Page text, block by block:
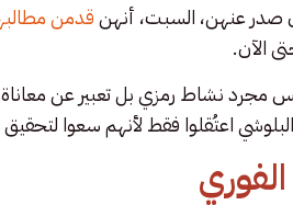
صدر عنهن، السبت، أنهنقدمن
الآن.
مجرد نشاط رمزي بل تعبير عن
اعتُقلوا فقط لأنهم سعوا لتحقيق